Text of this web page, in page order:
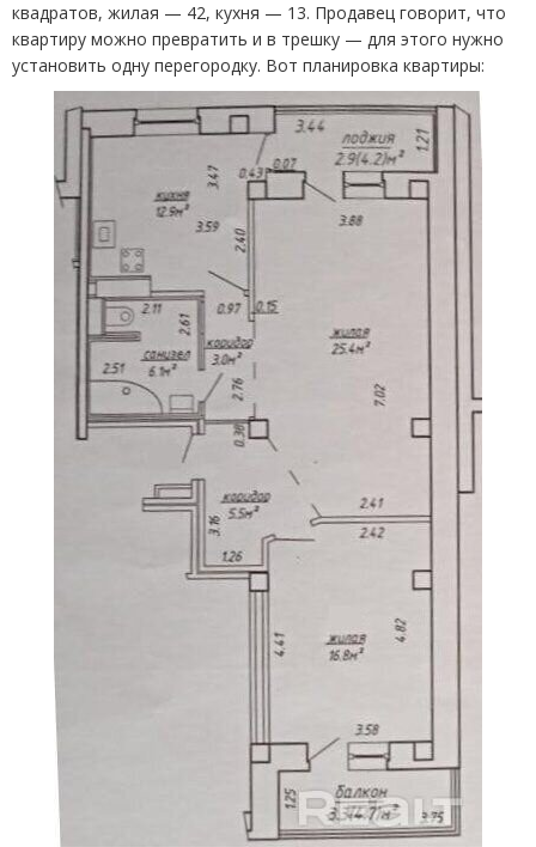
квадратов, жилая — 42, кухня — 13. Продавец говорит, что
квартиру можно превратить и в трешку — для этого нужно
установить одну перегородку. Вот планировка квартиры: